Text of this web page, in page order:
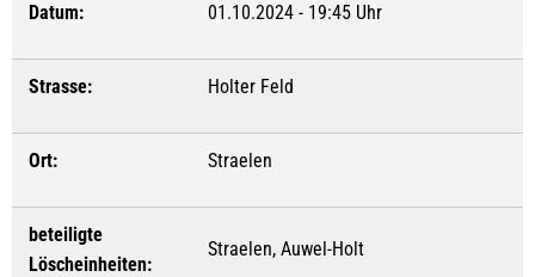
Datum: 01.10.2024 - 19:45 Uhr
Strasse: Holter Feld
Ort: Straelen
beteiligte
Löscheinheiten:
Straelen, Auwel-Holt